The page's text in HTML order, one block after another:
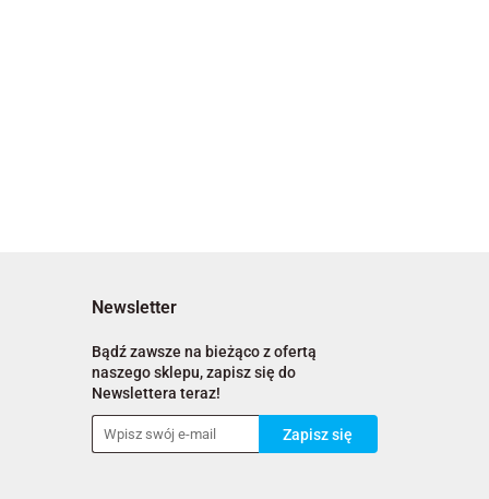
Newsletter
Bądź zawsze na bieżąco z ofertą
naszego sklepu, zapisz się do
Newslettera teraz!